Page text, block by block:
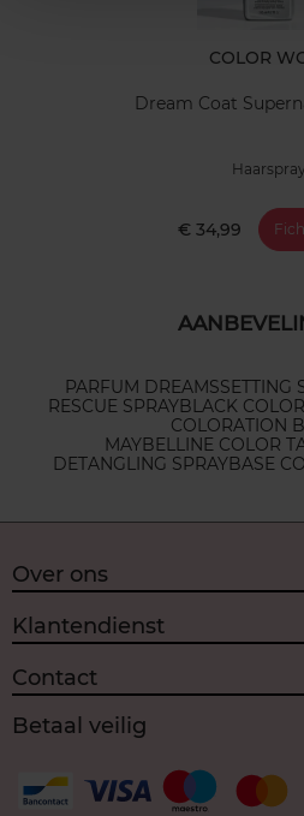
COLOR
Dream Coat
Haarspray
€ 34,99
PARFUM DREAMSSETTING
RESCUE SPRAYBLACK
COLORATION
MAYBELLINE COLOR
DETANGLING SPRAYBASE
Over ons
Klantendienst
Contact
Betaal veilig